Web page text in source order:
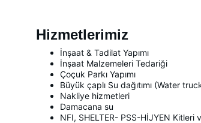
Hizmetlerimiz
İnşaat & Tadilat Yapımı
İnşaat Malzemeleri Tedariği
Çoçuk Parkı Yapımı
Büyük çaplı Su dağıtımı (Water
Nakliye hizmetleri
Damacana su
NFI, SHELTER- PSS-HİJYEN